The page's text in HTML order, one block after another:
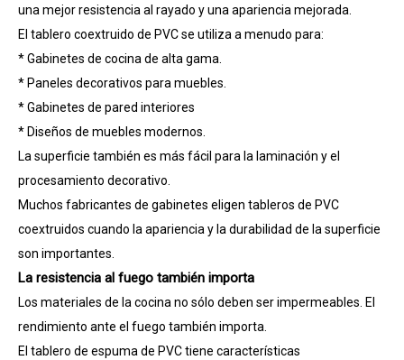
una mejor resistencia al rayado y una apariencia mejorada.
El tablero coextruido de PVC se utiliza a menudo para:
* Gabinetes de cocina de alta gama.
* Paneles decorativos para muebles.
* Gabinetes de pared interiores
* Diseños de muebles modernos.
La superficie también es más fácil para la laminación y el
procesamiento decorativo.
Muchos fabricantes de gabinetes eligen tableros de PVC
coextruidos cuando la apariencia y la durabilidad de la superficie
son importantes.
La resistencia al fuego también importa
Los materiales de la cocina no sólo deben ser impermeables. El
rendimiento ante el fuego también importa.
El tablero de espuma de PVC tiene características